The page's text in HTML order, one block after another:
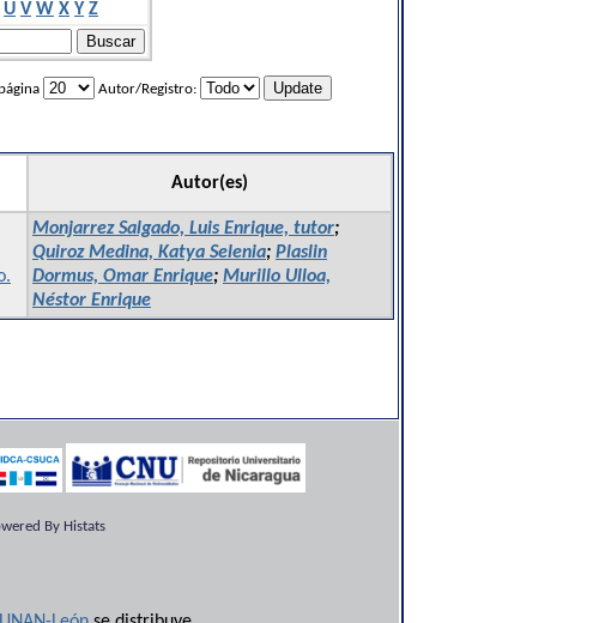
U V W X Y Z
Autor/Registro:
Autor(es)
Monjarrez Salgado, Luis Enrique, tutor;
Quiroz Medina, Katya Selenia; Plaslin
Dormus, Omar Enrique; Murillo Ulloa,
Néstor Enrique
By Histats